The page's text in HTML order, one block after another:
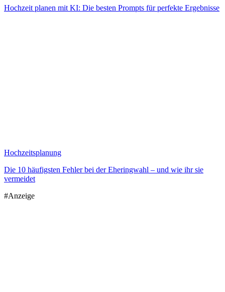
Hochzeit planen mit KI: Die besten Prompts für perfekte Ergebnisse
Hochzeitsplanung
Die 10 häufigsten Fehler bei der Eheringwahl – und wie ihr sie
vermeidet
#Anzeige